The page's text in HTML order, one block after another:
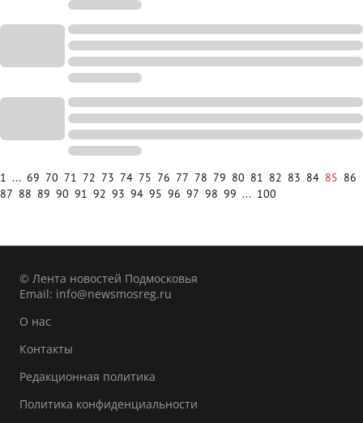
1 ... 69 70 71 72 73 74 75 76 77 78 79 80 81 82 83 84 85 86
87 88 89 90 91 92 93 94 95 96 97 98 99 ... 100
© Лента новостей Подмосковья
Email: info@newsmosreg.ru
О нас
Контакты
Редакционная политика
Политика конфиденциальности